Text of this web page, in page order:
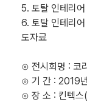
5. 토탈 인테리
6. 토탈 인테리
도자료
⊙ 전시회명 : 코
⊙ 기 간 : 2019
⊙ 장 소 : 킨텍